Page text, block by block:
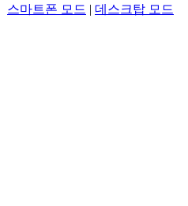
스마트폰 모드 | 데스크탑 모드